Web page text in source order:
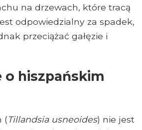
na drzewach, które tracą
odpowiedzialny za spadek,
przeciążać gałęzie i
hiszpańskim
(Tillandsia usneoides) nie jest